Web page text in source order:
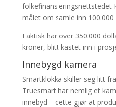
folkefinansieringsnettstedet
målet om samle inn 100.000
Faktisk har over 350.000
kroner, blitt kastet inn i
Innebygd kamera
Smartklokka skiller seg litt
Truesmart har nemlig et
innebyd – dette gjør at